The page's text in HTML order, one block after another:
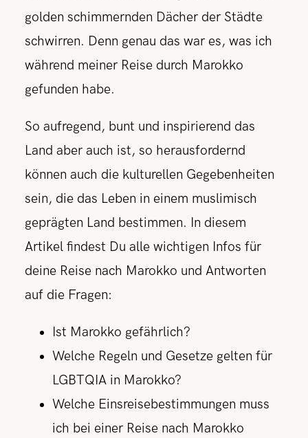
golden schimmernden Dächer der Städte
schwirren. Denn genau das war es, was ich
während meiner Reise durch Marokko
gefunden habe.
So aufregend, bunt und inspirierend das
Land aber auch ist, so herausfordernd
können auch die kulturellen Gegebenheiten
sein, die das Leben in einem muslimisch
geprägten Land bestimmen. In diesem
Artikel findest Du alle wichtigen Infos für
deine Reise nach Marokko und Antworten
auf die Fragen:
Ist Marokko gefährlich?
Welche Regeln und Gesetze gelten für
LGBTQIA in Marokko?
Welche Einsreisebestimmungen muss
ich bei einer Reise nach Marokko